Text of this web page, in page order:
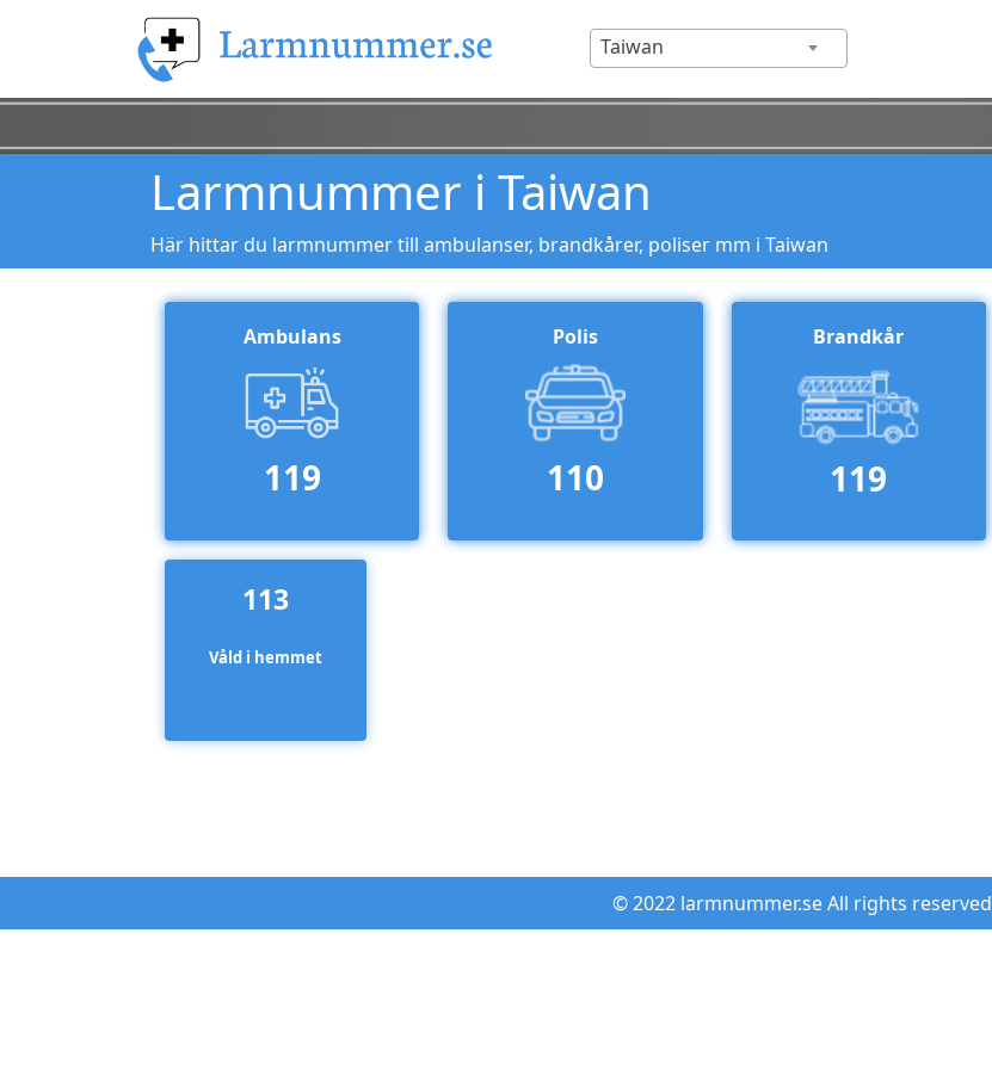
Taiwan
Larmnummer i Taiwan
Här hittar du larmnummer till ambulanser, brandkårer, poliser mm i Taiwan
Ambulans
119
Polis
110
Brandkår
119
113
Våld i hemmet
© 2022 larmnummer.se All rights reserved